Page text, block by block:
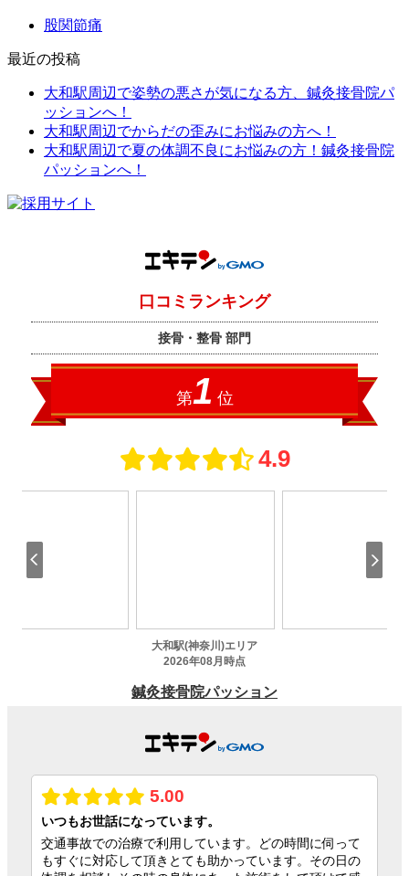
股関節痛
最近の投稿
大和駅周辺で姿勢の悪さが気になる方、鍼灸接骨院パ
ッションへ！
大和駅周辺でからだの歪みにお悩みの方へ！
大和駅周辺で夏の体調不良にお悩みの方！鍼灸接骨院
パッションへ！